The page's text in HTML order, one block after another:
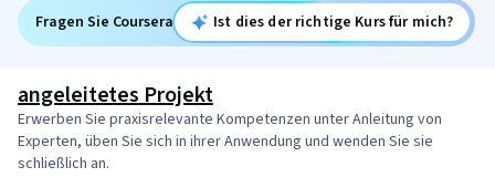
Fragen Sie Coursera Ist dies der richtige Kurs für mich?
angeleitetes Projekt
Erwerben Sie praxisrelevante Kompetenzen unter Anleitung von
Experten, üben Sie sich in ihrer Anwendung und wenden Sie sie
schließlich an.